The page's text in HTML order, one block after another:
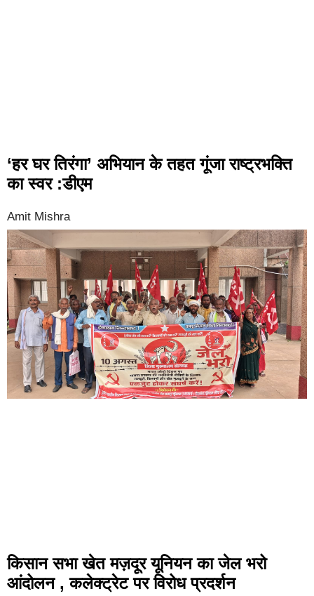
‘हर घर तिरंगा’ अभियान के तहत गूंजा राष्ट्रभक्ति
का स्वर :डीएम
Amit Mishra
किसान सभा खेत मज़दूर यूनियन का जेल भरो
आंदोलन , कलेक्ट्रेट पर विरोध प्रदर्शन